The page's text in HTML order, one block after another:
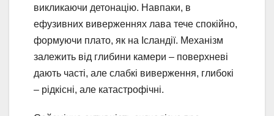
викликаючи детонацію. Навпаки, в
ефузивних виверженнях лава тече спокійно,
формуючи плато, як на Ісландії. Механізм
залежить від глибини камери – поверхневі
дають часті, але слабкі виверження, глибокі
– рідкісні, але катастрофічні.